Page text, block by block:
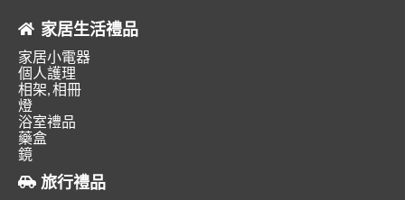
家居生活禮品
家居小電器
個人護理
相架, 相冊
燈
浴室禮品
藥盒
鏡
旅行禮品